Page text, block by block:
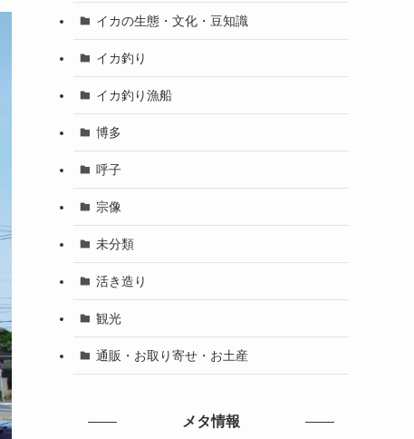
イカの生態・文化・豆知識
イカ釣り
イカ釣り漁船
博多
呼子
宗像
未分類
活き造り
観光
通販・お取り寄せ・お土産
メタ情報